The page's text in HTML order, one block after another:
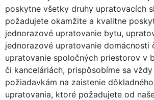
poskytne všetky druhy upratovacích
požadujete okamžite a kvalitne
jednorazové upratovanie bytu,
jednorazové upratovanie domácnosti
upratovanie spoločných priestorov v
či kanceláriách, prispôsobíme sa vždy
požiadavkám na zaistenie
upratovania, ktoré požadujete od